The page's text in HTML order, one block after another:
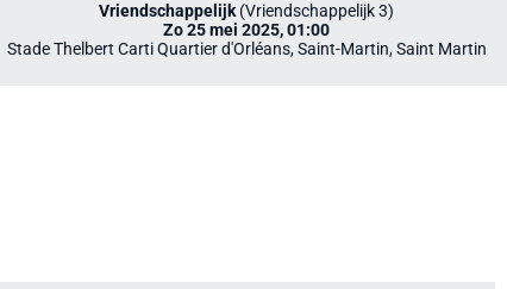
Vriendschappelijk (Vriendschappelijk 3)
Zo 25 mei 2025, 01:00
Stade Thelbert Carti Quartier d'Orléans, Saint-Martin, Saint Martin